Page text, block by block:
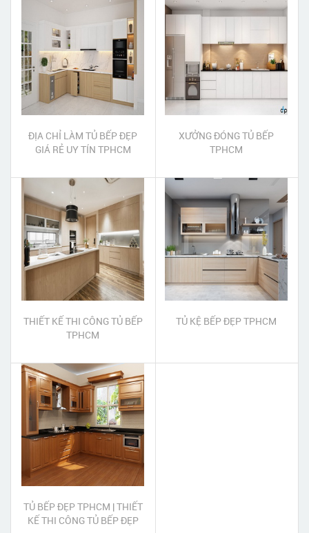
ĐỊA CHỈ LÀM TỦ BẾP ĐẸP
GIÁ RẺ UY TÍN TPHCM
XƯỞNG ĐÓNG TỦ BẾP
TPHCM
THIẾT KẾ THI CÔNG TỦ BẾP
TPHCM
TỦ KỆ BẾP ĐẸP TPHCM
TỦ BẾP ĐẸP TPHCM | THIẾT
KẾ THI CÔNG TỦ BẾP ĐẸP